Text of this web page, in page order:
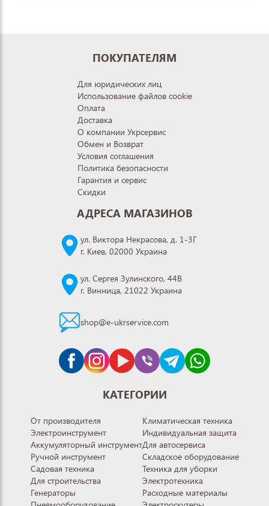
ПОКУПАТЕЛЯМ
Для юридических лиц
Использование файлов cookie
Оплата
Доставка
О компании Укрсервис
Обмен и Возврат
Условия соглашения
Политика безопасности
Гарантия и сервис
Скидки
АДРЕСА МАГАЗИНОВ
ул. Виктора Некрасова, д. 1-3Г
г. Киев, 02000 Украина
ул. Сергея Зулинского, 44В
г. Винница, 21022 Украина
shop@e-ukrservice.com
КАТЕГОРИИ
От производителя
Электроинструмент
Аккумуляторный инструмент
Ручной инструмент
Садовая техника
Для строительства
Генераторы
Климатическая техника
Индивидуальная защита
Для автосервиса
Складское оборудование
Техника для уборки
Электротехника
Расходные материалы